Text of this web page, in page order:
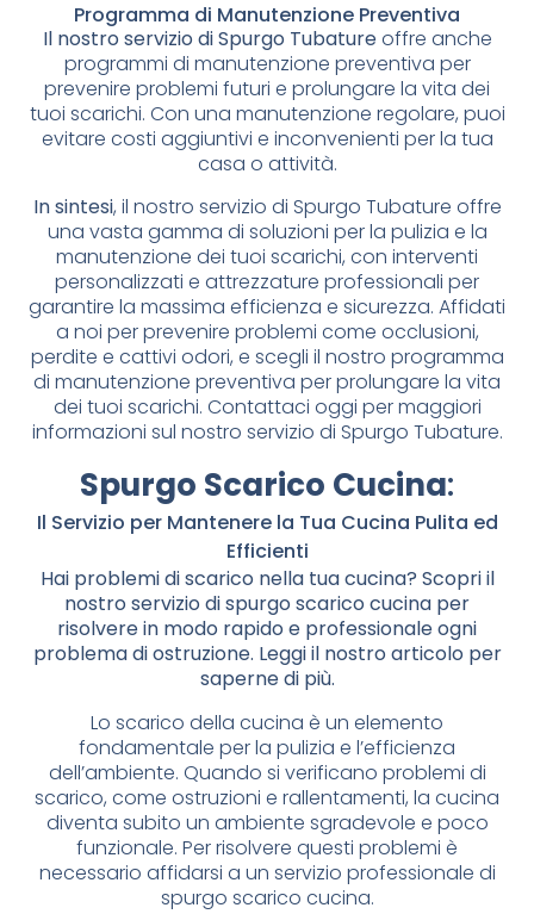
Programma di Manutenzione Preventiva
Il nostro servizio di Spurgo Tubatureoffre anche
programmi di manutenzione preventiva per
prevenire problemi futuri e prolungare la vita dei
tuoi scarichi. Con una manutenzione regolare, puoi
evitare costi aggiuntivi e inconvenienti per la tua
casa o attività.
In sintesi, il nostro servizio di Spurgo Tubature offre
una vasta gamma di soluzioni per la pulizia e la
manutenzione dei tuoi scarichi, con interventi
personalizzati e attrezzature professionali per
garantire la massima efficienza e sicurezza. Affidati
a noi per prevenire problemi come occlusioni,
perdite e cattivi odori, e scegli il nostro programma
di manutenzione preventiva per prolungare la vita
dei tuoi scarichi. Contattaci oggi per maggiori
informazioni sul nostro servizio di Spurgo Tubature.
Spurgo Scarico Cucina:
Il Servizio per Mantenere la Tua Cucina Pulita ed
Efficienti
Hai problemi di scarico nella tua cucina? Scopri il
nostro servizio di spurgo scarico cucina per
risolvere in modo rapido e professionale ogni
problema di ostruzione. Leggi il nostro articolo per
saperne di più.
Lo scarico della cucina è un elemento
fondamentale per la pulizia e l’efficienza
dell’ambiente. Quando si verificano problemi di
scarico, come ostruzioni e rallentamenti, la cucina
diventa subito un ambiente sgradevole e poco
funzionale. Per risolvere questi problemi è
necessario affidarsi a un servizio professionale di
spurgo scarico cucina.